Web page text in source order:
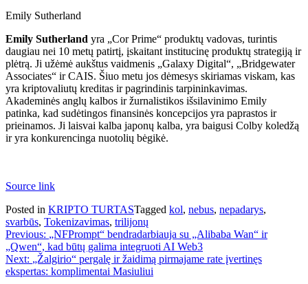
Emily Sutherland
Emily Sutherland yra „Cor Prime“ produktų vadovas, turintis
daugiau nei 10 metų patirtį, įskaitant institucinę produktų strategiją ir
plėtrą. Ji užėmė aukštus vaidmenis „Galaxy Digital“, „Bridgewater
Associates“ ir CAIS. Šiuo metu jos dėmesys skiriamas viskam, kas
yra kriptovaliutų kreditas ir pagrindinis tarpininkavimas.
Akademinės anglų kalbos ir žurnalistikos išsilavinimo Emily
patinka, kad sudėtingos finansinės koncepcijos yra paprastos ir
prieinamos. Ji laisvai kalba japonų kalba, yra baigusi Colby koledžą
ir yra konkurencinga nuotolių bėgikė.
Source link
Posted in KRIPTO TURTASTagged kol, nebus, nepadarys,
svarbūs, Tokenizavimas, trilijonų
Navigacija
tarp
įrašų
Previous: „NFPrompt“ bendradarbiauja su „Alibaba Wan“ ir
„Qwen“, kad būtų galima integruoti AI Web3
Next: „Žalgirio“ pergalę ir žaidimą pirmajame rate įvertinęs
ekspertas: komplimentai Masiuliui